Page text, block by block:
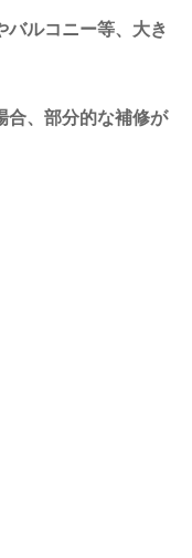
バルコニー等、大き
合、部分的な補修が